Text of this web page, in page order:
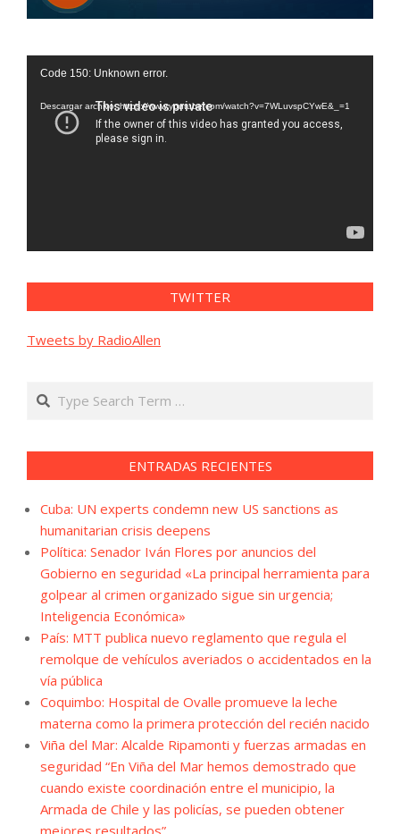
Reproductor
vídeo
Code 150: Unknown error.
Descargar archivo: https://www.youtube.com/watch?v=7WLuvspCYwE&_=1
TWITTER
Tweets by RadioAllen
Search
ENTRADAS RECIENTES
Cuba: UN experts condemn new US sanctions as
humanitarian crisis deepens
Política: Senador Iván Flores por anuncios del
Gobierno en seguridad «La principal herramienta para
golpear al crimen organizado sigue sin urgencia;
Inteligencia Económica»
País: MTT publica nuevo reglamento que regula el
remolque de vehículos averiados o accidentados en la
vía pública
Coquimbo: Hospital de Ovalle promueve la leche
materna como la primera protección del recién nacido
Viña del Mar: Alcalde Ripamonti y fuerzas armadas en
seguridad “En Viña del Mar hemos demostrado que
cuando existe coordinación entre el municipio, la
Armada de Chile y las policías, se pueden obtener
mejores resultados”